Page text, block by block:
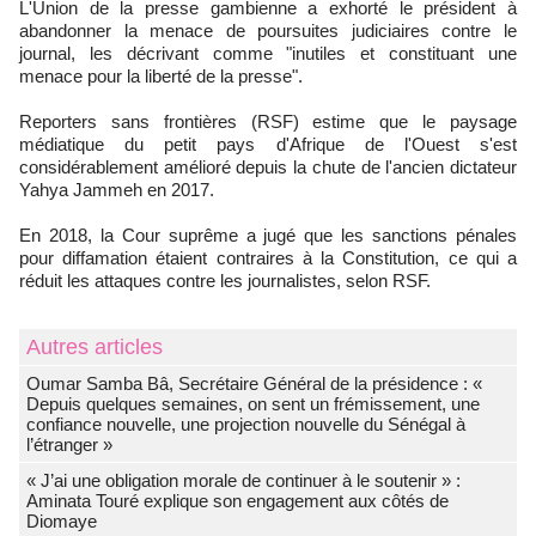
L'Union de la presse gambienne a exhorté le président à
abandonner la menace de poursuites judiciaires contre le
journal, les décrivant comme "inutiles et constituant une
menace pour la liberté de la presse".
Reporters sans frontières (RSF) estime que le paysage
médiatique du petit pays d'Afrique de l'Ouest s'est
considérablement amélioré depuis la chute de l'ancien dictateur
Yahya Jammeh en 2017.
En 2018, la Cour suprême a jugé que les sanctions pénales
pour diffamation étaient contraires à la Constitution, ce qui a
réduit les attaques contre les journalistes, selon RSF.
Autres articles
Oumar Samba Bâ, Secrétaire Général de la présidence : «
Depuis quelques semaines, on sent un frémissement, une
confiance nouvelle, une projection nouvelle du Sénégal à
l’étranger »
« J’ai une obligation morale de continuer à le soutenir » :
Aminata Touré explique son engagement aux côtés de
Diomaye